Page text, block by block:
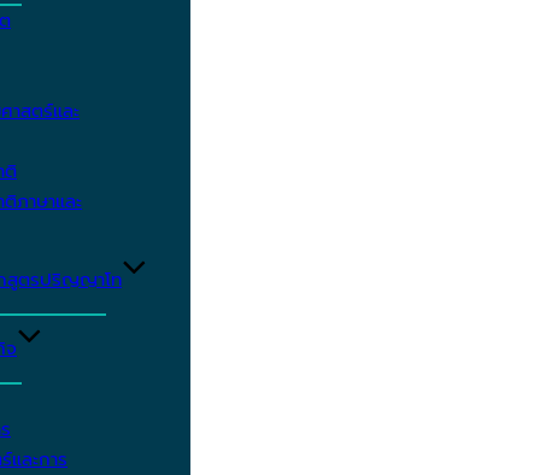
สตร์และ
ติ
ภาษาและ
สูตรปริญญาโท
จ
ละการ